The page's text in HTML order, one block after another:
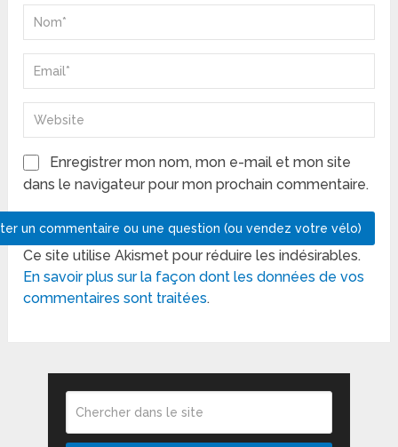
Enregistrer mon nom, mon e-mail et mon site
dans le navigateur pour mon prochain commentaire.
Ce site utilise Akismet pour réduire les indésirables.
En savoir plus sur la façon dont les données de vos
commentaires sont traitées.